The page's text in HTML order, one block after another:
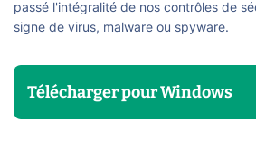
passé l'intégralité de nos contrôles de
signe de virus, malware ou spyware.
TéléchargerpourWindows